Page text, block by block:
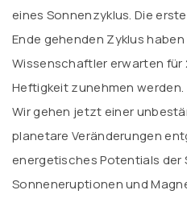
eines Sonnenzyklus. Die
Ende gehenden Zyklus
Wissenschaftler erwarten für
Heftigkeit zunehmen werden.
Wir gehen jetzt einer
planetare Veränderungen
energetisches Potentials der
Sonneneruptionen und